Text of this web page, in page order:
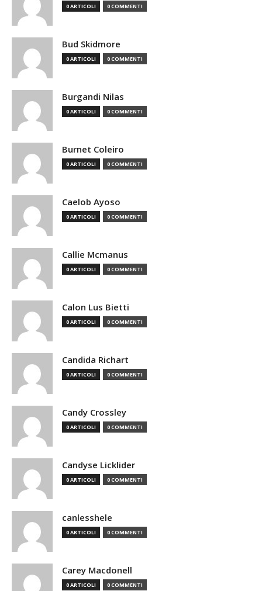
0 ARTICOLI 0 COMMENTI
Bud Skidmore
0 ARTICOLI 0 COMMENTI
Burgandi Nilas
0 ARTICOLI 0 COMMENTI
Burnet Coleiro
0 ARTICOLI 0 COMMENTI
Caelob Ayoso
0 ARTICOLI 0 COMMENTI
Callie Mcmanus
0 ARTICOLI 0 COMMENTI
Calon Lus Bietti
0 ARTICOLI 0 COMMENTI
Candida Richart
0 ARTICOLI 0 COMMENTI
Candy Crossley
0 ARTICOLI 0 COMMENTI
Candyse Licklider
0 ARTICOLI 0 COMMENTI
canlesshele
0 ARTICOLI 0 COMMENTI
Carey Macdonell
0 ARTICOLI 0 COMMENTI